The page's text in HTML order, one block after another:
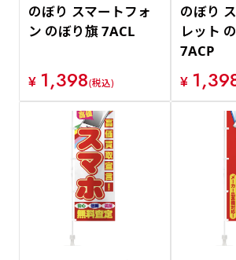
のぼり スマートフォ
ン のぼり旗 7ACL
¥ 1,398(税込)
のぼり
レット
7ACP
¥